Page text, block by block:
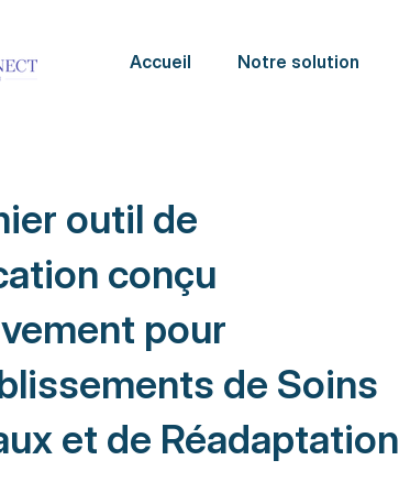
Accueil Notre solution
outil de
conçu
pour
de Soins
et de Réadaptation